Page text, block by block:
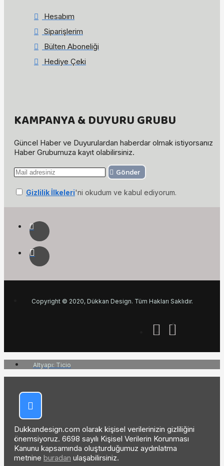
Hesabım
Siparişlerim
Bülten Aboneliği
Hediye Çeki
KAMPANYA & DUYURU GRUBU
Güncel Haber ve Duyurulardan haberdar olmak istiyorsanız
Haber Grubumuza kayıt olabilirsiniz.
Gönder
Gizlilik İlkeleri'ni okudum ve kabul ediyorum.
Copyright © 2020, Dükkan Design. Tüm Hakları Saklıdır.
Altyapı: Ticio
Dukkandesign.com olarak kişisel verilerinizin gizliliğini
önemsiyoruz. 6698 sayılı Kişisel Verilerin Korunması
Kanunu kapsamında oluşturduğumuz aydınlatma
metnine buradan ulaşabilirsiniz.